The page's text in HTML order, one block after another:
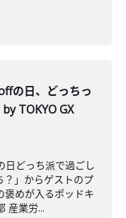
の日、どっちっ
TOKYO GX
日どっち派で過ごし
？」からゲストのプ
褒めが入るポッドキ
産業労...